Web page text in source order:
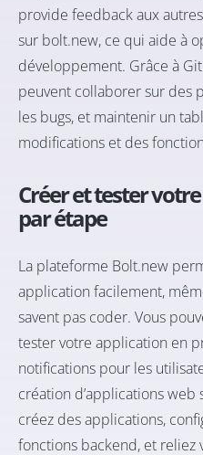
provide feedback aux
sur bolt.new, ce qui aide à
développement. Grâce à
peuvent collaborer sur des
les bugs, et maintenir un
modifications et des
Créer et tester
par étape
La plateforme Bolt.new
application facilement,
savent pas coder. Vous
tester votre application en
notifications pour les
création d’applications
créez des applications,
fonctions backend, et reliez